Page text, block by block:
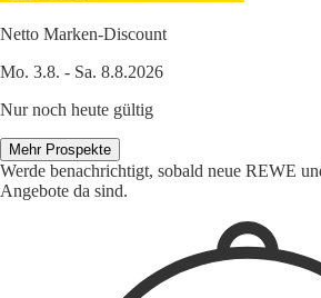
Netto Marken-Discount
Mo. 3.8. - Sa. 8.8.2026
Nur noch heute gültig
Mehr Prospekte
Werde benachrichtigt, sobald neue REWE
Angebote da sind.